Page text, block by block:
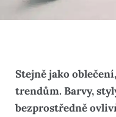
Stejně jako
trendům. Barvy,
bezprostředně